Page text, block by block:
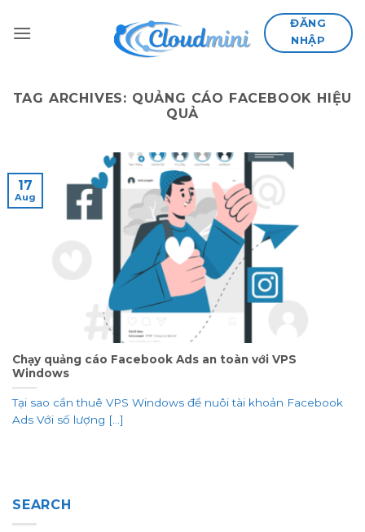
ĐĂNG
NHẬP
TAG ARCHIVES: QUẢNG CÁO FACEBOOK HIỆU
QUẢ
Chạy quảng cáo Facebook Ads an toàn với VPS
Windows
Tại sao cần thuê VPS Windows để nuôi tài khoản Facebook
Ads Với số lượng [...]
17
Aug
SEARCH